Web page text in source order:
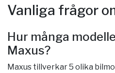
Vanliga frågor
Hur många
Maxus?
Maxus tillverkar 5 olika